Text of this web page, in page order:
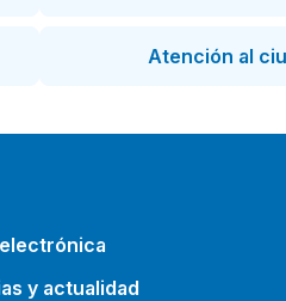
Atención al
y actualidad